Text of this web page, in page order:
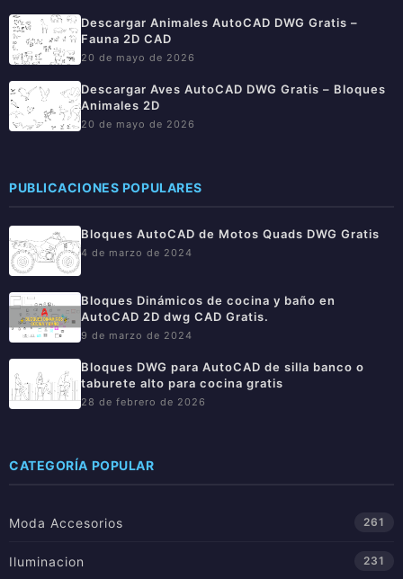
Descargar Animales AutoCAD DWG Gratis –
Fauna 2D CAD
20 de mayo de 2026
Descargar Aves AutoCAD DWG Gratis – Bloques
Animales 2D
20 de mayo de 2026
PUBLICACIONES POPULARES
Bloques AutoCAD de Motos Quads DWG Gratis
4 de marzo de 2024
Bloques Dinámicos de cocina y baño en
AutoCAD 2D dwg CAD Gratis.
9 de marzo de 2024
Bloques DWG para AutoCAD de silla banco o
taburete alto para cocina gratis
28 de febrero de 2026
CATEGORÍA POPULAR
Moda Accesorios 261
Iluminacion 231